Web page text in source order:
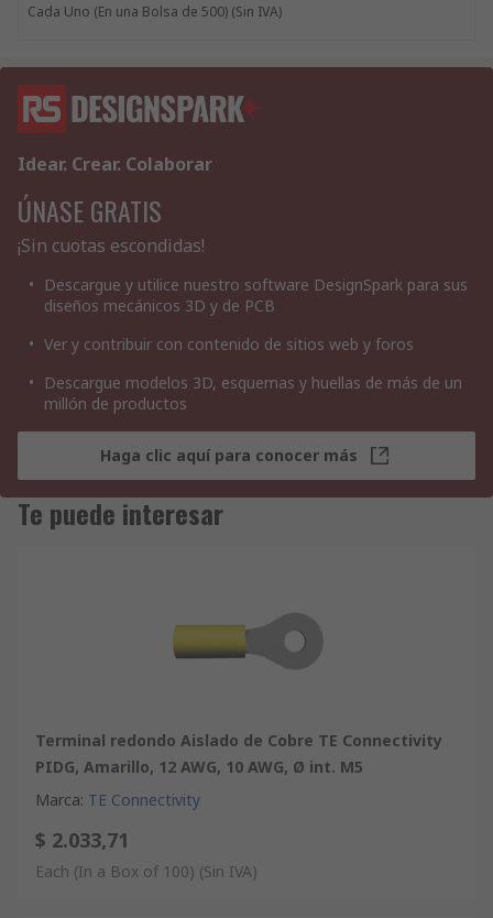
Cada Uno (En una Bolsa de 500) (Sin IVA)
Idear. Crear. Colaborar
ÚNASE GRATIS
¡Sin cuotas escondidas!
Descargue y utilice nuestro software DesignSpark para sus
diseños mecánicos 3D y de PCB
Ver y contribuir con contenido de sitios web y foros
Descargue modelos 3D, esquemas y huellas de más de un
millón de productos
Haga clic aquí para conocer más
Te puede interesar
Terminal redondo Aislado de Cobre TE Connectivity
PIDG, Amarillo, 12 AWG, 10 AWG, Ø int. M5
Marca: TE Connectivity
$ 2.033,71
Each (In a Box of 100) (Sin IVA)